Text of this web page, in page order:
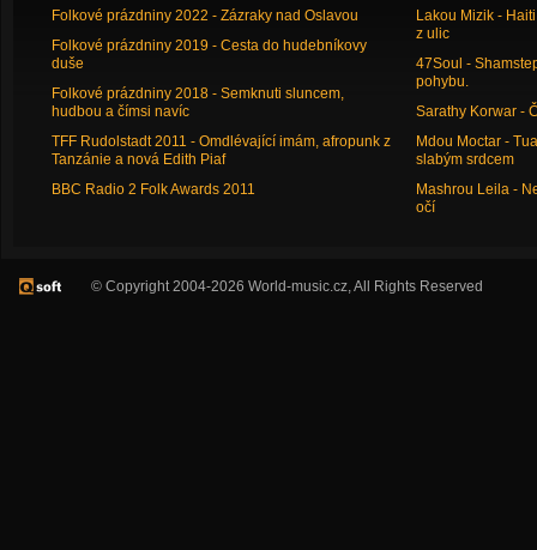
Folkové prázdniny 2022 - Zázraky nad Oslavou
Folkové prázdniny 2019 - Cesta do hudebníkovy
duše
Folkové prázdniny 2018 - Semknuti sluncem,
hudbou a čímsi navíc
TFF Rudolstadt 2011 - Omdlévající imám, afropunk z
Tanzánie a nová Edith Piaf
BBC Radio 2 Folk Awards 2011
Lakou Mizik -
z ulic
47Soul -
pohybu.
Sarathy Korwar -
Mdou Moctar -
slabým srdcem
Mashrou Leila -
očí
© Copyright 2004-2026 World-music.cz, All Rights Reserved